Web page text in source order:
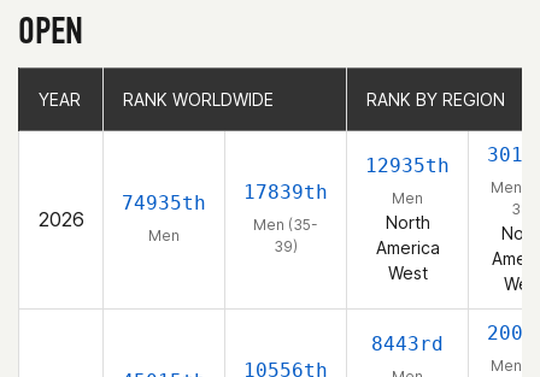
OPEN
YEAR RANK WORLDWIDE RANK BY REGION
2026
74935th
Men
17839th
Men (35-
39)
12935th
Men
North
America
West
Men
39)
10556th
8443rd
Men
YEAR RANK WORLDWIDE RANK BY REGION